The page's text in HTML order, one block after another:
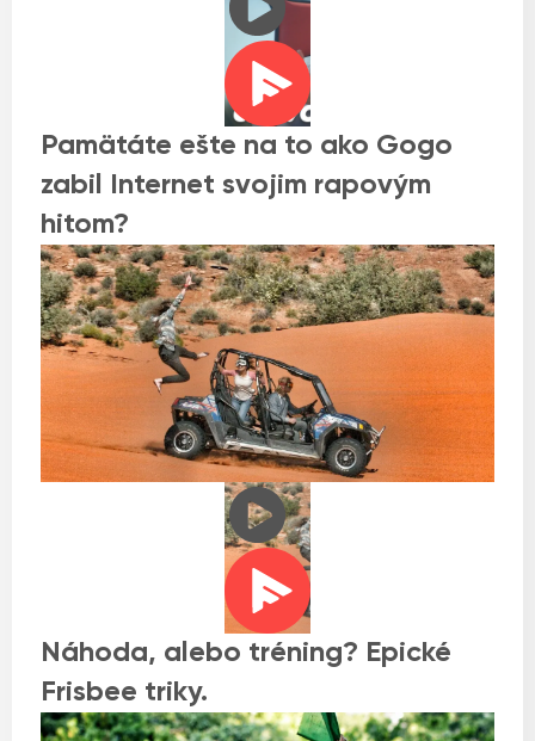
Pamätáte ešte na to ako Gogo
zabil Internet svojim rapovým
hitom?
Náhoda, alebo tréning? Epické
Frisbee triky.